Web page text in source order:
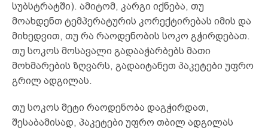
სუბსტრატში). ამიტომ, კარგი იქნება, თუ
მოახდენთ ტემპერატურის კორექტირებას იმის და
მიხედვით, თუ რა რაოდენობის სოკო გჭირდებათ.
თუ სოკოს მოსავალი გადააჭარბებს მათი
მოხმარების ზღვარს, გადაიტანეთ პაკეტები უფრო
გრილ ადგილას.
თუ სოკოს მეტი რაოდენობა დაგჭირდათ,
შესაბამისად, პაკეტები უფრო თბილ ადგილას